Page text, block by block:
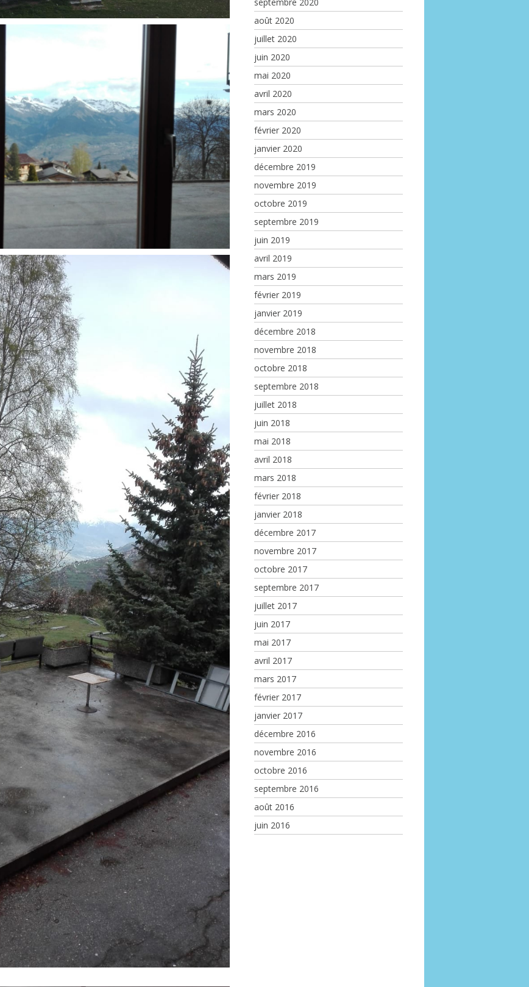
août 2020
juillet 2020
juin 2020
mai 2020
avril 2020
mars 2020
février 2020
janvier 2020
décembre 2019
novembre 2019
octobre 2019
septembre 2019
juin 2019
avril 2019
mars 2019
février 2019
janvier 2019
décembre 2018
novembre 2018
octobre 2018
septembre 2018
juillet 2018
juin 2018
mai 2018
avril 2018
mars 2018
février 2018
janvier 2018
décembre 2017
novembre 2017
octobre 2017
septembre 2017
juillet 2017
juin 2017
mai 2017
avril 2017
mars 2017
février 2017
janvier 2017
décembre 2016
novembre 2016
octobre 2016
septembre 2016
août 2016
juin 2016